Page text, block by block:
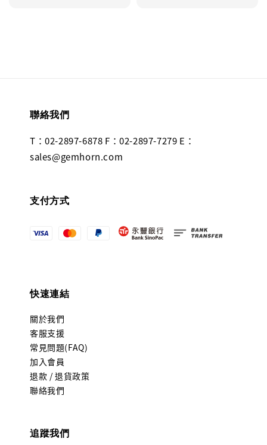
聯絡我們
T：02-2897-6878 F：02-2897-7279 E：
sales@gemhorn.com
支付方式
快速連結
關於我們
客服支援
常見問題(FAQ)
加入會員
退款 / 退貨政策
聯絡我們
追蹤我們